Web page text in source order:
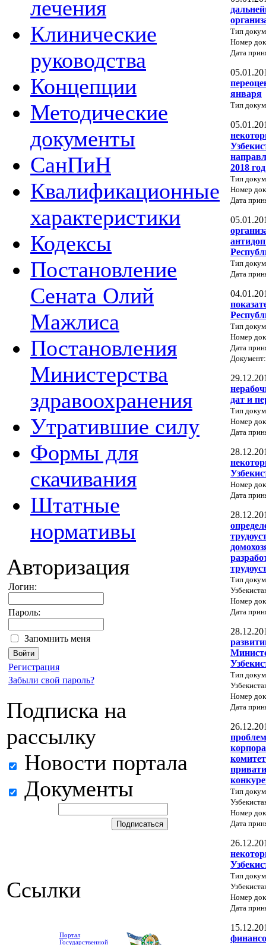
лечения
Клинические
руководства
Концепции
Методические
документы
СанПиН
Квалификационные
характеристики
Кодексы
Постановление
Сената Олий
Мажлиса
Постановления
Министерства
здравоохранения
Утратившие силу
Формы для
скачивания
Штатные
нормативы
Авторизация
Логин:
Пароль:
Запомнить меня
Регистрация
Забыли свой пароль?
Подписка на
рассылку
Новости портала
Документы
Ссылки
Портал
Государственной
Тип
Номер
Дата
января
Тип
2018 год
Тип
Номер
Дата
Тип
Дата
Тип
Номер
Дата
дат и
Тип
Номер
Дата
Номер
Дата
Тип
Номер
Дата
Тип
Номер
Дата
Тип
Номер
Дата
Тип
Номер
Дата